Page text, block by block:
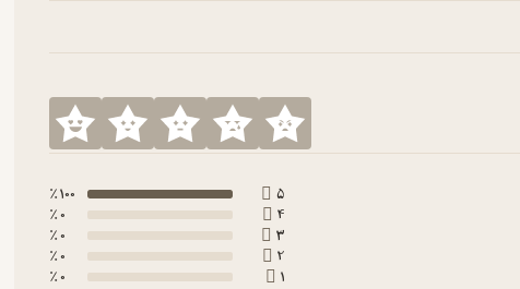
5
100 ٪
4
0 ٪
3
0 ٪
2
0 ٪
1
0 ٪